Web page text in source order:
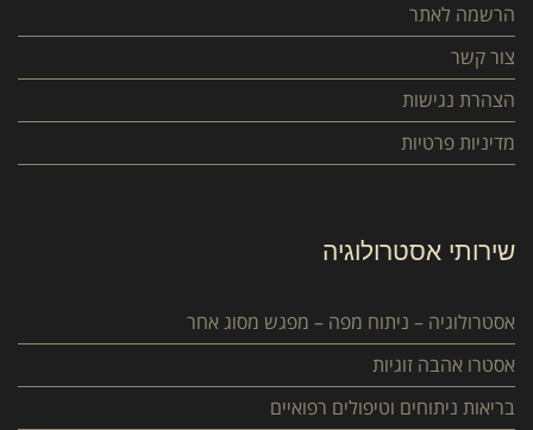
הרשמה לאתר
צור קשר
הצהרת נגישות
מדיניות פרטיות
שירותי אסטרולוגיה
אסטרולוגיה – ניתוח מפה – מפגש מסוג אחר
אסטרו אהבה זוגיות
בריאות ניתוחים וטיפולים רפואיים